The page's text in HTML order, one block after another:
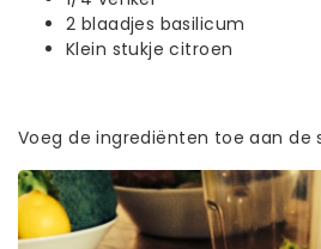
2 blaadjes basilicum
Klein stukje citroen
Voeg de ingrediënten toe aan de